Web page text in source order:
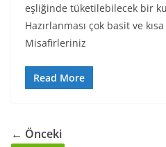
eşliğinde tüketilebilecek bir
Hazırlanması çok basit ve
Misafirleriniz
Read More
← Önceki